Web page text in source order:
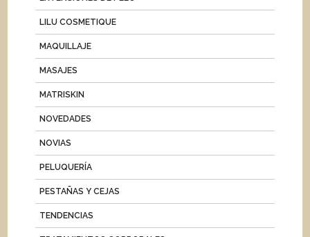
LILU COSMETIQUE
MAQUILLAJE
MASAJES
MATRISKIN
NOVEDADES
NOVIAS
PELUQUERÍA
PESTAÑAS Y CEJAS
TENDENCIAS